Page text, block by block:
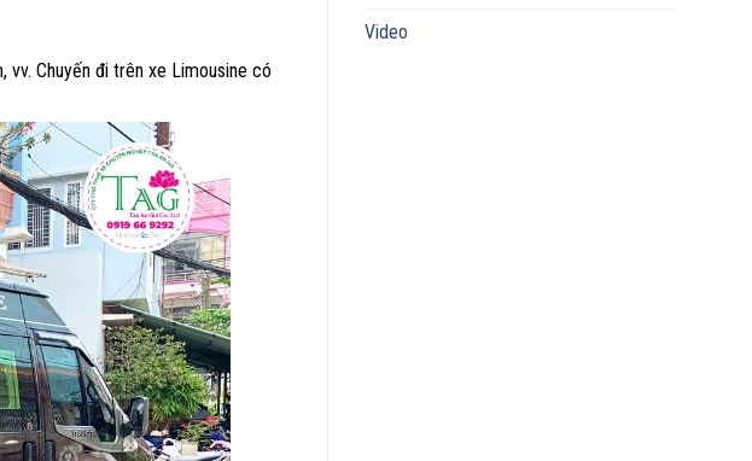
Chuyến đi trên xe Limousine có
Video